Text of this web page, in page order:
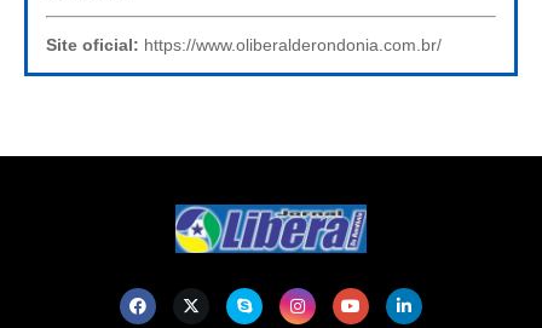
Site oficial: https://www.oliberalderondonia.com.br/